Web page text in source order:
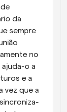
da
sempre
no
o a
e a
vez que a
sincroniza-